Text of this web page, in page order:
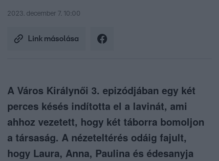
2023. december 7. 10:00
Link másolása
A Város Királynői 3. epizódjában egy két
perces késés indította el a lavinát, ami
ahhoz vezetett, hogy két táborra bomoljon
a társaság. A nézeteltérés odáig fajult,
hogy Laura, Anna, Paulina és édesanyja